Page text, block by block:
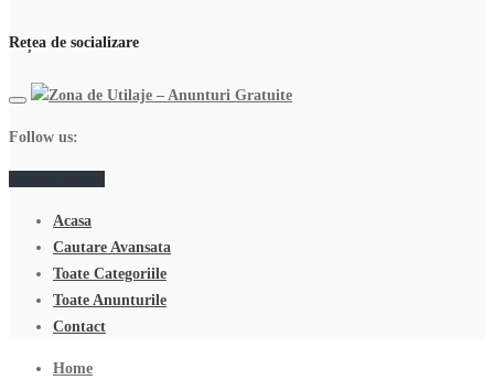
Rețea de socializare
Follow us:
Acasa
Cautare Avansata
Toate Categoriile
Toate Anunturile
Contact
Home